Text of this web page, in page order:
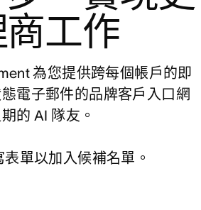
工作
為您提供跨每個帳戶的即
電子郵件的品牌客戶入口網
的 AI 隊友。
單以加入候補名單。